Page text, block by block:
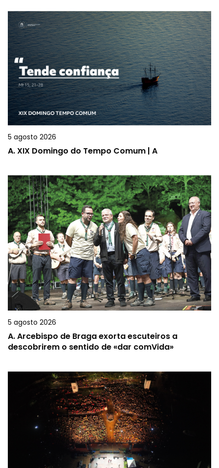
5 agosto 2026
A.XIX Domingo do Tempo Comum | A
5 agosto 2026
A.Arcebispo de Braga exorta escuteiros a
descobrirem o sentido de «dar comVida»